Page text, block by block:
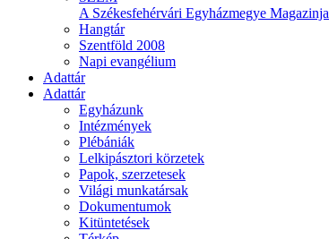
A Székesfehérvári Egyházmegye Magazinja
Hangtár
Szentföld 2008
Napi evangélium
Adattár
Adattár
Egyházunk
Intézmények
Plébániák
Lelkipásztori körzetek
Papok, szerzetesek
Világi munkatársak
Dokumentumok
Kitüntetések